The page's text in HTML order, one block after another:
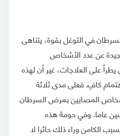
في التوغل بقوة، يتناهى
جيدة عن عدد الأشخاص
على العلاجات، غير أن لهذه
كافٍ. فعلى مدى ثلاثة
المصابين بمرض السرطان
عاما. وفي حومة هذه
الكامن وراء ذلك حائرا لا